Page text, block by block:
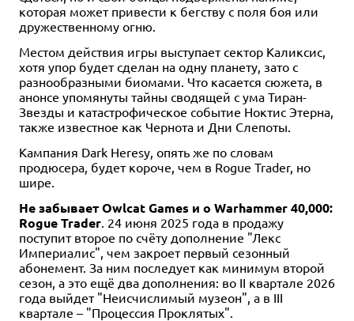
которая может привести к бегству с поля боя или
дружественному огню.
Местом действия игры выступает сектор Каликсис,
хотя упор будет сделан на одну планету, зато с
разнообразными биомами. Что касается сюжета, в
анонсе упомянуты тайны сводящей с ума Тиран-
Звезды и катастрофическое событие Ноктис Этерна,
также известное как Чернота и Дни Слепоты.
Кампания Dark Heresy, опять же по словам
продюсера, будет короче, чем в Rogue Trader, но
шире.
Не забывает Owlcat Games и о Warhammer 40,000:
Rogue Trader . 24 июня 2025 года в продажу
поступит второе по счёту дополнение "Лекс
Империалис", чем закроет первый сезонный
абонемент. За ним последует как минимум второй
сезон, а это ещё два дополнения: во II квартале 2026
года выйдет "Неисчислимый музеон", а в III
квартале – "Процессия Проклятых".